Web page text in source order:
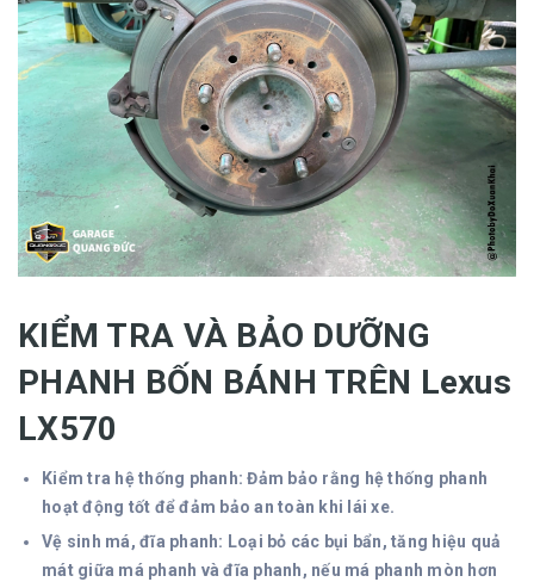
KIỂM TRA VÀ BẢO DƯỠNG
PHANH BỐN BÁNH TRÊN Lexus
LX570
Kiểm tra hệ thống phanh: Đảm bảo rằng hệ thống phanh
hoạt động tốt để đảm bảo an toàn khi lái xe.
Vệ sinh má, đĩa phanh: Loại bỏ các bụi bẩn, tăng hiệu quả
mát giữa má phanh và đĩa phanh, nếu má phanh mòn hơn